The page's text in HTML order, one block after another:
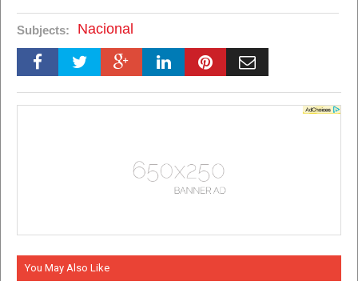
Subjects: Nacional
You May Also Like